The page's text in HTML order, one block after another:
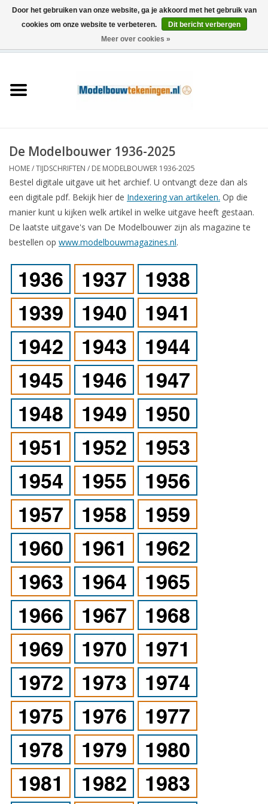
Schepen
Houtbouw
Scenery
Machines
Tijdschriften
Nieuwe tekeningen
NIEUWE TIJDSCHRIFTEN
ABONNEMENT DE
MODELBOUWER
Bouwbeschrijvingen
De Modelbouwer 1936-2025
HOME/TIJDSCHRIFTEN / DE MODELBOUWER 1936-2025
Bestel digitale uitgave uit het archief. U ontvangt deze dan als
een digitale pdf. Bekijk hier de Indexering van artikelen. Op die
manier kunt u kijken welk artikel in welke uitgave heeft gestaan.
De laatste uitgave's van De Modelbouwer zijn als magazine te
bestellen op www.modelbouwmagazines.nl.
Door het gebruiken van onze website, ga je akkoord met het gebruik van
cookies om onze website te verbeteren.
Dit bericht verbergen
Meer over cookies »